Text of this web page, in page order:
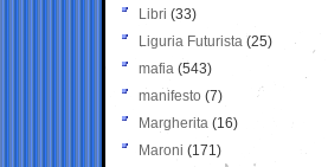
Libri (33)
Liguria Futurista (25)
mafia (543)
manifesto (7)
Margherita (16)
Maroni (171)